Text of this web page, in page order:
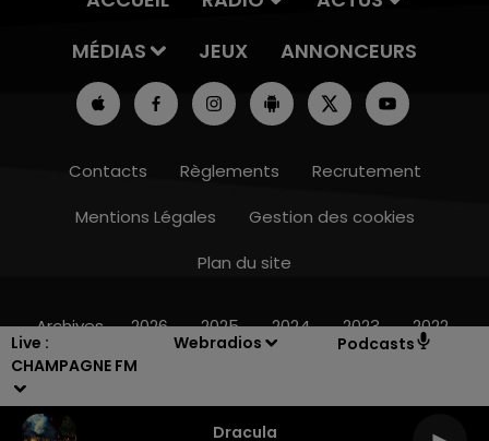
Live :
CHAMPAGNE FM
Webradios Podcasts
Dracula
MÉDIAS
JEUX ANNONCEURS
Contacts Règlements
Recrutement
Mentions Légales
Gestion des cookies
Plan du site
Archives 2026 2025 2024 2023 2022